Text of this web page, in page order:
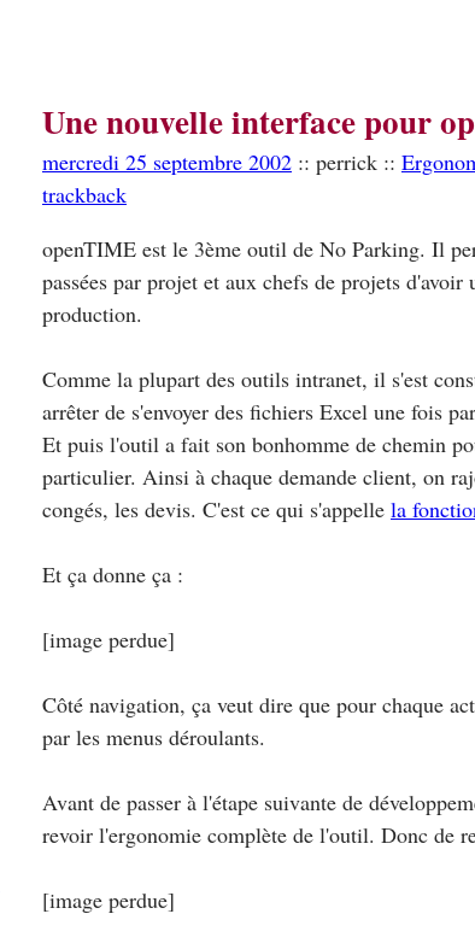
Une nouvelle interface pour
mercredi 25 septembre 2002 :: perrick ::
trackback
openTIME est le 3ème outil de No Parking. Il
passées par projet et aux chefs de projets
production.
Comme la plupart des outils intranet, il s'est
arrêter de s'envoyer des fichiers Excel une fois
Et puis l'outil a fait son bonhomme de chemin
particulier. Ainsi à chaque demande client, on
congés, les devis. C'est ce qui s'appelle la
Et ça donne ça :
[image perdue]
Côté navigation, ça veut dire que pour chaque
par les menus déroulants.
Avant de passer à l'étape suivante de
revoir l'ergonomie complète de l'outil. Donc de
[image perdue]